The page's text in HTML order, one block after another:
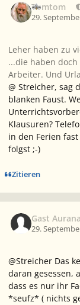
Tomtom
29.
Leher haben zu
...die haben
Arbeiter. Und
@ Streicher, sag
blanken Faust.
Klausuren?
in den Ferien
folgst ;-)
Zitieren
Gast
29.
@Streicher Das
daran gesessen,
dass es nur ihr
*seufz* ( nichts